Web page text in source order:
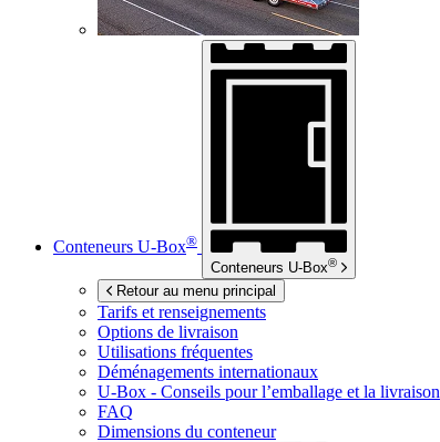
Conteneurs U-Box®
Conteneurs U-Box®
Retour au menu principal
Tarifs et renseignements
Options de livraison
Utilisations fréquentes
Déménagements internationaux
U-Box - Conseils pour l’emballage et la livraison
FAQ
Dimensions du conteneur